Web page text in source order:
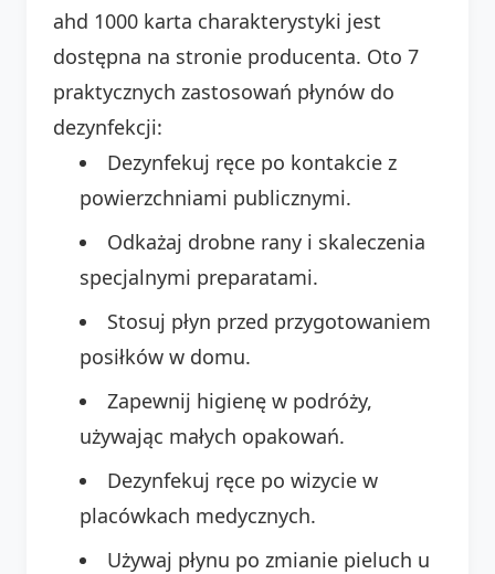
ahd 1000 karta charakterystyki jest
dostępna na stronie producenta. Oto 7
praktycznych zastosowań płynów do
dezynfekcji:
Dezynfekuj ręce po kontakcie z
powierzchniami publicznymi.
Odkażaj drobne rany i skaleczenia
specjalnymi preparatami.
Stosuj płyn przed przygotowaniem
posiłków w domu.
Zapewnij higienę w podróży,
używając małych opakowań.
Dezynfekuj ręce po wizycie w
placówkach medycznych.
Używaj płynu po zmianie pieluch u